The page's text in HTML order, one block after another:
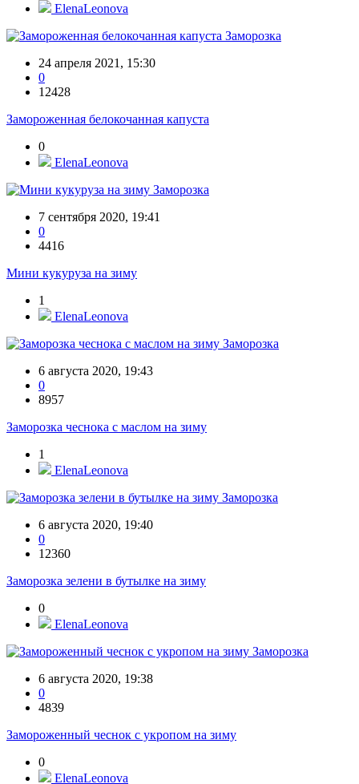
ElenaLeonova
Заморозка
24 апреля 2021, 15:30
0
12428
Замороженная белокочанная капуста
0
ElenaLeonova
Заморозка
7 сентября 2020, 19:41
0
4416
Мини кукуруза на зиму
1
ElenaLeonova
Заморозка
6 августа 2020, 19:43
0
8957
Заморозка чеснока с маслом на зиму
1
ElenaLeonova
Заморозка
6 августа 2020, 19:40
0
12360
Заморозка зелени в бутылке на зиму
0
ElenaLeonova
Заморозка
6 августа 2020, 19:38
0
4839
Замороженный чеснок с укропом на зиму
0
ElenaLeonova